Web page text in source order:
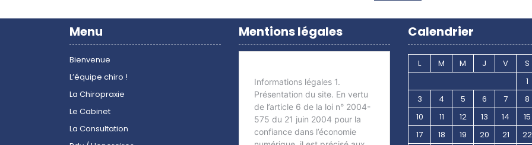
de
l’article
Menu
Bienvenue
L’équipe chiro !
La Chiropraxie
Le Cabinet
La Consultation
Mentions légales Calendrier
L M M J V S
1
3
4 5 6 7 8
10
11 12 13 14 15
17
18 19 20 21 22